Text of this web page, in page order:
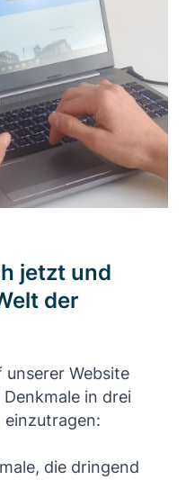
jetzt und
der
Website
in drei
einzutragen:
die dringend